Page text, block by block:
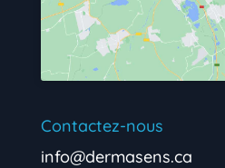
Contactez-nous
info@dermasens.ca